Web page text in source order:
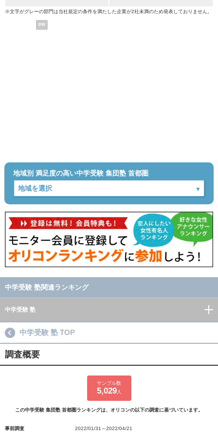
※文字がグレーの部門は当社規定の条件を満たした企業が2社未満のため発表しておりません。
PR
地域別 満足度の高い中学受験 集団塾 首都圏
中学受験 塾関連ランキング
中学受験 塾
中学受験 塾 TOP
調査概要
サンプル数
5,029人
この中学受験 集団塾 首都圏ランキングは、オリコンの以下の調査に基づいています。
事前調査
2022/01/31～2022/04/21